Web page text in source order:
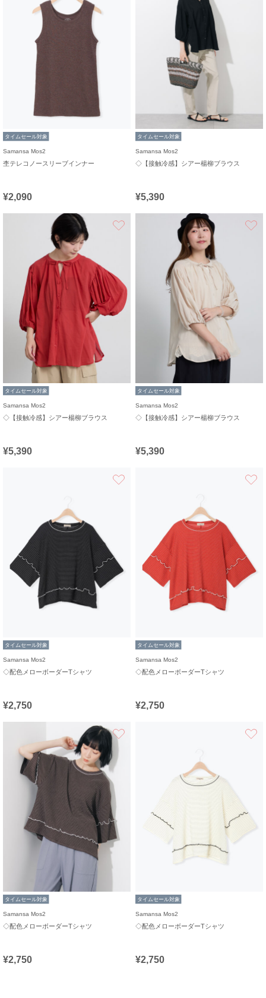
タイムセール対象
Samansa Mos2
杢テレコノースリーブインナー
¥2,090
タイムセール対象
Samansa Mos2
◇【接触冷感】シアー楊柳ブラウス
¥5,390
タイムセール対象
Samansa Mos2
◇【接触冷感】シアー楊柳ブラウス
¥5,390
タイムセール対象
Samansa Mos2
◇【接触冷感】シアー楊柳ブラウス
¥5,390
タイムセール対象
Samansa Mos2
◇配色メローボーダーTシャツ
¥2,750
タイムセール対象
Samansa Mos2
◇配色メローボーダーTシャツ
¥2,750
タイムセール対象
Samansa Mos2
◇配色メローボーダーTシャツ
¥2,750
タイムセール対象
Samansa Mos2
◇配色メローボーダーTシャツ
¥2,750